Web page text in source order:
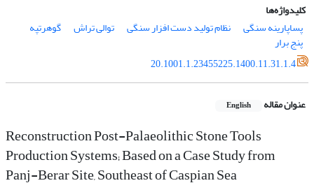
کلیدواژه‌ها
پساپارینه سنگی
نظام تولید دست افزار سنگی توالی تراش گوهرتپه
پنج برار
20.1001.1.23455225.1400.11.31.1.4
عنوان مقاله English
Reconstruction Post-Palaeolithic Stone Tools
Production Systems; Based on a Case Study from
Panj-Berar Site, Southeast of Caspian Sea